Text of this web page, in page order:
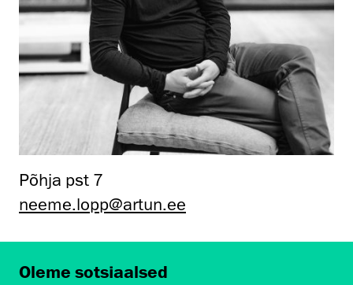
Põhja pst 7
neeme.lopp@artun.ee
Oleme sotsiaalsed